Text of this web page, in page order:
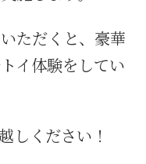
ただくと、豪華
イ体験をしてい
しください！